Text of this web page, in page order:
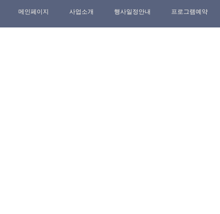
메인페이지 사업소개 행사일정안내 프로그램예약